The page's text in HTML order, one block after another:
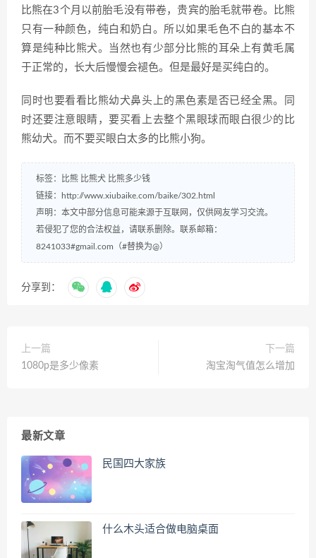
比熊在3个月以前胎毛没有带卷，贵宾的胎毛就带卷。比熊
只有一种颜色，纯白和奶白。所以如果毛色不白的基本不
算是纯种比熊犬。当然也有少部分比熊的耳朵上有黄毛属
于正常的，长大后慢慢会褪色。但是最好是买纯白的。
同时也要看看比熊幼犬鼻头上的黑色素是否已经全黑。同
时还要注意眼睛，要买看上去整个黑眼球而眼白很少的比
熊幼犬。而不要买眼白太多的比熊小狗。
标签： 比熊 比熊犬 比熊多少钱
链接：
http://www.xiubaike.com/baike/302.html
声明：本文中部分信息可能来源于互联网，仅供网友学习交流。
若侵犯了您的合法权益，请联系删除。联系邮箱：
8241033#gmail.com（#替换为@）
分享到：
上一篇
1080p是多少像素
下一篇
淘宝淘气值怎么增加
最新文章
民国四大家族
什么木头适合做电脑桌面